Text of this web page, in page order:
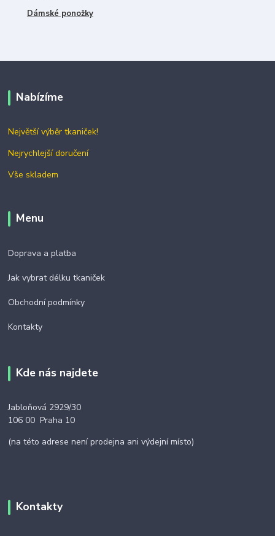
Dámské ponožky
Nabízíme
Největší výběr tkaniček!
Nejrychlejší doručení
Vše skladem
Menu
Doprava a platba
Jak vybrat délku tkaniček
Obchodní podmínky
Kontakty
Kde nás najdete
Jabloňová 2929/30
106 00 Praha 10
(na této adrese není prodejna ani výdejní místo)
Kontakty